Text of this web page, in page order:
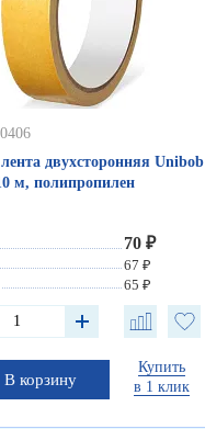
двухсторонняя Unibob
м, полипропилен
70 ₽
67 ₽
65 ₽
В корзину
Купить
в 1 клик